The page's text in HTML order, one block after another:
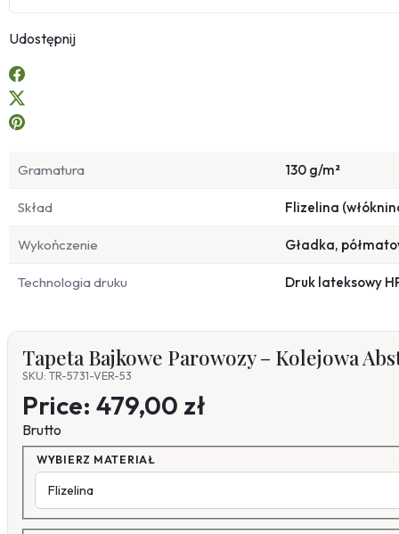
Udostępnij
Gramatura 130 g/m²
Skład Flizelina
Wykończenie Gładka,
Technologia druku Druk lateksowy
Tapeta Bajkowe Parowozy – Kolejowa
SKU: TR-5731-VER-53
Price: 479,00 zł
Brutto
WYBIERZ MATERIAŁ